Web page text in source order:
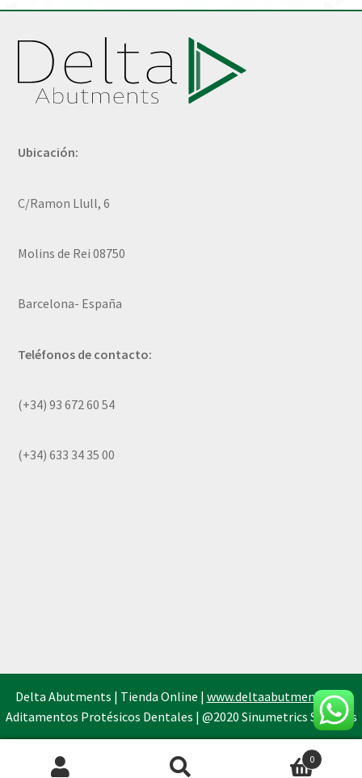
Ubicación:
C/Ramon Llull, 6
Molins de Rei 08750
Barcelona- España
Teléfonos de contacto:
(+34) 93 672 60 54
(+34) 633 34 35 00
Delta Abutments | Tienda Online | www.deltaabutments.es|
Aditamentos Protésicos Dentales | @2020 Sinumetrics Systems
0